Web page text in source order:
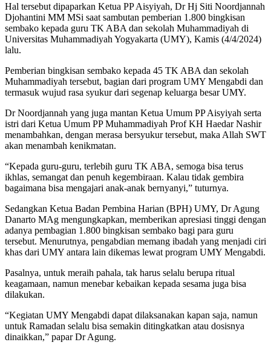
Hal tersebut dipaparkan Ketua PP Aisyiyah, Dr Hj Siti Noordjannah
Djohantini MM MSi saat sambutan pemberian 1.800 bingkisan
sembako kepada guru TK ABA dan sekolah Muhammadiyah di
Universitas Muhammadiyah Yogyakarta (UMY), Kamis (4/4/2024)
lalu.
Pemberian bingkisan sembako kepada 45 TK ABA dan sekolah
Muhammadiyah tersebut, bagian dari program UMY Mengabdi dan
termasuk wujud rasa syukur dari segenap keluarga besar UMY.
Dr Noordjannah yang juga mantan Ketua Umum PP Aisyiyah serta
istri dari Ketua Umum PP Muhammadiyah Prof KH Haedar Nashir
menambahkan, dengan merasa bersyukur tersebut, maka Allah SWT
akan menambah kenikmatan.
“Kepada guru-guru, terlebih guru TK ABA, semoga bisa terus
ikhlas, semangat dan penuh kegembiraan. Kalau tidak gembira
bagaimana bisa mengajari anak-anak bernyanyi,” tuturnya.
Sedangkan Ketua Badan Pembina Harian (BPH) UMY, Dr Agung
Danarto MAg mengungkapkan, memberikan apresiasi tinggi dengan
adanya pembagian 1.800 bingkisan sembako bagi para guru
tersebut. Menurutnya, pengabdian memang ibadah yang menjadi ciri
khas dari UMY antara lain dikemas lewat program UMY Mengabdi.
Pasalnya, untuk meraih pahala, tak harus selalu berupa ritual
keagamaan, namun menebar kebaikan kepada sesama juga bisa
dilakukan.
“Kegiatan UMY Mengabdi dapat dilaksanakan kapan saja, namun
untuk Ramadan selalu bisa semakin ditingkatkan atau dosisnya
dinaikkan,” papar Dr Agung.